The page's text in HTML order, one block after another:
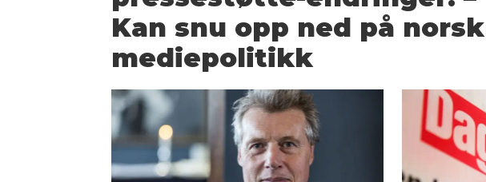
Kan snu opp ned på norsk
mediepolitikk